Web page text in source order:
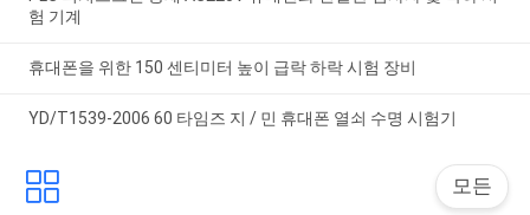
험 기계
휴대폰을 위한 150 센티미터 높이 급락 하락 시험 장비
YD/T1539-2006 60 타임즈 지 / 민 휴대폰 열쇠 수명 시험기
모든